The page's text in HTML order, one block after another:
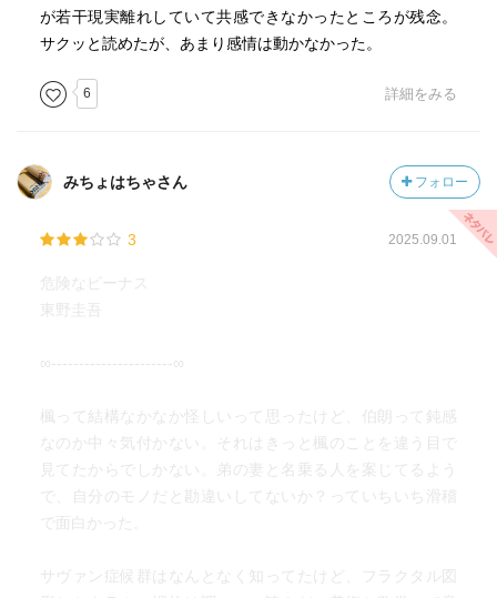
が若干現実離れしていて共感できなかったところが残念。
サクッと読めたが、あまり感情は動かなかった。
6 詳細をみる
みちょはちゃさん フォロー
3 2025.09.01
危険なビーナス
東野圭吾
∞----------------------∞
楓って結構なかなか怪しいって思ったけど、伯朗って鈍感
なのか中々気付かない。それはきっと楓のことを違う目で
見てたからでしかない。弟の妻と名乗る人を案じてるよう
で、自分のモノだと勘違いしてないか？っていちいち滑稽
で面白かった。
サヴァン症候群はなんとなく知ってたけど、フラクタル図